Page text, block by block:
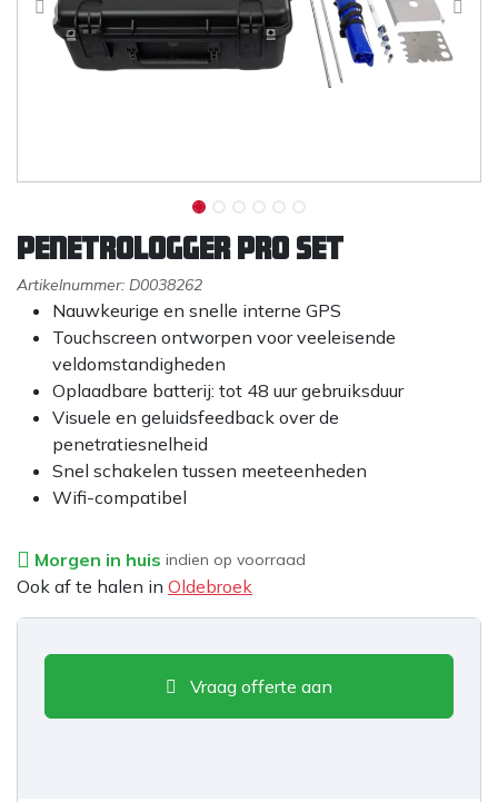
Penetrologger PRO set
Artikelnummer: D0038262
Nauwkeurige en snelle interne GPS
Touchscreen ontworpen voor veeleisende
veldomstandigheden
Oplaadbare batterij: tot 48 uur gebruiksduur
Visuele en geluidsfeedback over de
penetratiesnelheid
Snel schakelen tussen meeteenheden
Wifi-compatibel
Morgen in huis indien op voorraad
Ook af te halen in Oldebroek
Vraag offerte aan